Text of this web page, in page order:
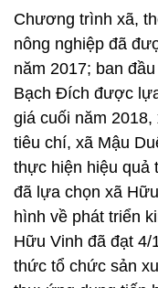
Chương trình xã,
nông nghiệp đã
năm 2017; ban
Bạch Đích được
giá cuối năm
tiêu chí, xã Mậu
thực hiện hiệu quả
đã lựa chọn xã
hình về phát triển
Hữu Vinh đã đạt 4/
thức tổ chức sản